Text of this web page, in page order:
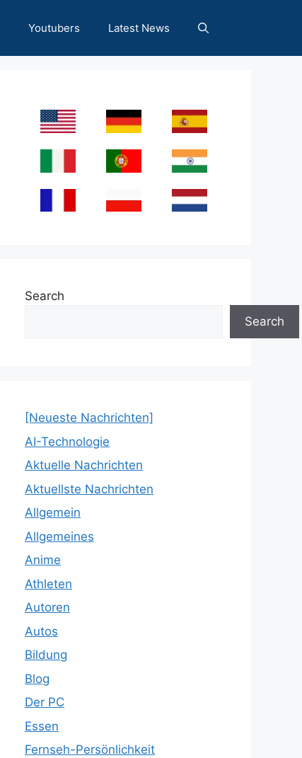
Youtubers Latest News
Search
Search
[Neueste Nachrichten]
AI-Technologie
Aktuelle Nachrichten
Aktuellste Nachrichten
Allgemein
Allgemeines
Anime
Athleten
Autoren
Autos
Bildung
Blog
Der PC
Essen
Fernseh-Persönlichkeit